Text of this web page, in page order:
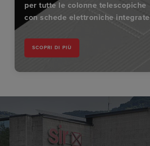
per tutte le colonne telescopiche
con schede elettroniche integrate
SCOPRI DI PIÙ